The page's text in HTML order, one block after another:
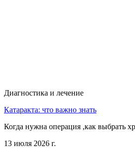
Диагностика и лечение
Катаракта: что важно знать
Когда нужна операция ,как выбрать
13 июля 2026 г.